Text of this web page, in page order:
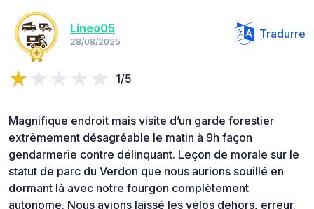
Lineo05
28/08/2025
Tradurre
1/5
Magnifique endroit mais visite d’un garde forestier
extrêmement désagréable le matin à 9h façon
gendarmerie contre délinquant. Leçon de morale sur le
statut de parc du Verdon que nous aurions souillé en
dormant là avec notre fourgon complètement
autonome. Nous avions laissé les vélos dehors, erreur.